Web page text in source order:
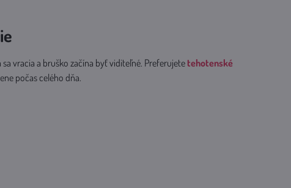
vracia a bruško začína byť viditeľné. Preferujete tehotenské
počas celého dňa.